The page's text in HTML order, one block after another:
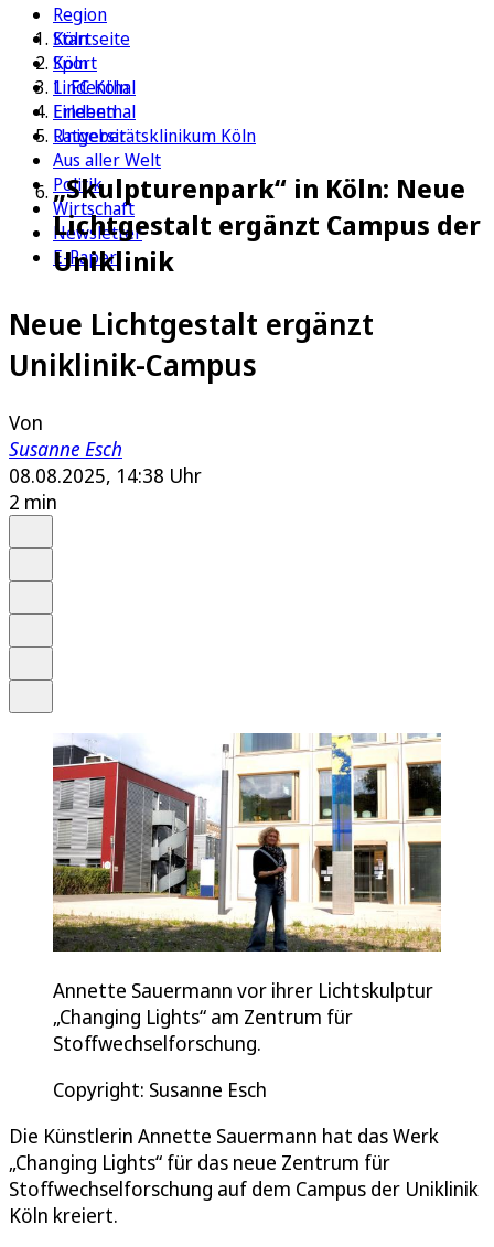
Region
Köln
Sport
1. FC Köln
Erleben
Ratgeber
Aus aller Welt
Politik
Wirtschaft
Newsletter
E-Paper
Startseite
Köln
Lindenthal
Lindenthal
Universitätsklinikum Köln
„Skulpturenpark“ in Köln: Neue
Lichtgestalt ergänzt Campus der
Uniklinik
Neue Lichtgestalt ergänzt
Uniklinik-Campus
Von
Susanne Esch
08.08.2025, 14:38 Uhr
2 min
Annette Sauermann vor ihrer Lichtskulptur
„Changing Lights“ am Zentrum für
Stoffwechselforschung.
Copyright: Susanne Esch
Die Künstlerin Annette Sauermann hat das Werk
„Changing Lights“ für das neue Zentrum für
Stoffwechselforschung auf dem Campus der Uniklinik
Köln kreiert.